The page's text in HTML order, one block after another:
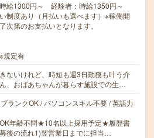
給1300円～ 経験者：時給1350円～
制度あり（月払いも選べます）※稼働開
次第のお支払いとなります。
規定有
ないけれど、時短も週3日勤務も叶う介
、おばあちゃんが暮らす施設での生…
ランクOK / パソコンスキル不要 / 英語力
年齢不問★10名以上採用予定★履歴書
後の流れ1)翌営業日までに担当…